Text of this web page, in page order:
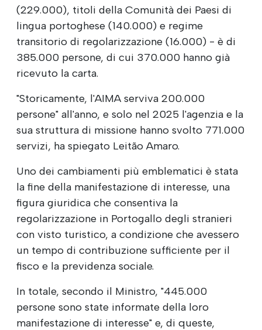
(229.000), titoli della Comunità dei Paesi di
lingua portoghese (140.000) e regime
transitorio di regolarizzazione (16.000) - è di
385.000 persone, di cui 370.000 hanno già
ricevuto la carta.
"Storicamente, l'AIMA serviva 200.000
persone" all'anno, e solo nel 2025 l'agenzia e la
sua struttura di missione hanno svolto 771.000
servizi, ha spiegato Leitão Amaro.
Uno dei cambiamenti più emblematici è stata
la fine della manifestazione di interesse, una
figura giuridica che consentiva la
regolarizzazione in Portogallo degli stranieri
con visto turistico, a condizione che avessero
un tempo di contribuzione sufficiente per il
fisco e la previdenza sociale.
In totale, secondo il Ministro, "445.000
persone sono state informate della loro
manifestazione di interesse" e, di queste,